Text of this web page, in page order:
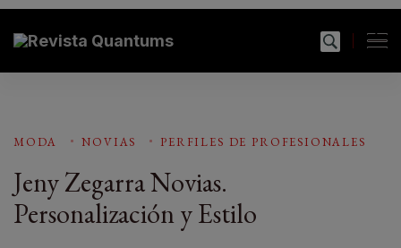
Revista Quantums
Todo sobre Moda, cultura, gastronomía y estilo de
MODA NOVIAS PERFILES DE PROFESIONALES
Jeny Zegarra Novias.
Personalización y Estilo